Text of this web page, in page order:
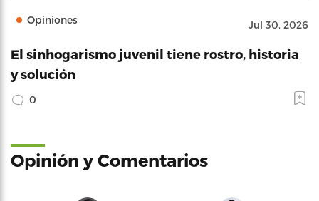
Opiniones Jul 30, 2026
El sinhogarismo juvenil tiene rostro, historia
y solución
0
Opinión y Comentarios